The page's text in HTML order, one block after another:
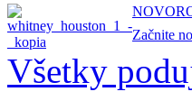
Začnite
Všetky